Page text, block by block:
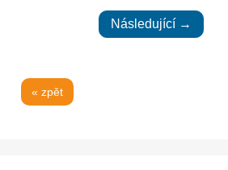
Následující →
« zpět